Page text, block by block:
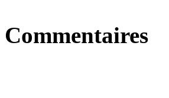
Commentaires